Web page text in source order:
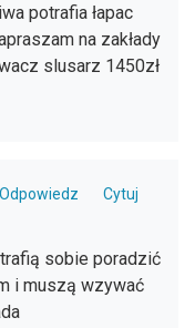
potrafia łapac
na zakłady
slusarz 1450zł
Odpowiedz
Cytuj
sobie poradzić
i muszą wzywać